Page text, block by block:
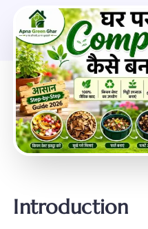
Introduction